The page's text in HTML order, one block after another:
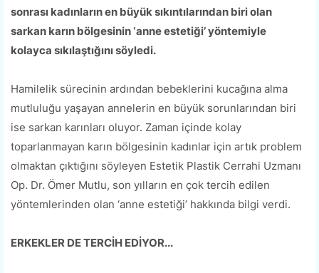
sonrası kadınların en büyük sıkıntılarından biri olan
sarkan karın bölgesinin ‘anne estetiği’ yöntemiyle
kolayca sıkılaştığını söyledi.
Hamilelik sürecinin ardından bebeklerini kucağına alma
mutluluğu yaşayan annelerin en büyük sorunlarından biri
ise sarkan karınları oluyor. Zaman içinde kolay
toparlanmayan karın bölgesinin kadınlar için artık problem
olmaktan çıktığını söyleyen Estetik Plastik Cerrahi Uzmanı
Op. Dr. Ömer Mutlu, son yılların en çok tercih edilen
yöntemlerinden olan ‘anne estetiği’ hakkında bilgi verdi.
ERKEKLER DE TERCİH EDİYOR...